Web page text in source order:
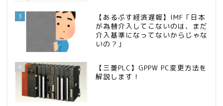
3
【あるぷす経済遅報】IMF「日本
が為替介入してこないのは、まだ
介入基準になってないからじゃな
いの？」
4
【三菱PLC】GPPW PC変更方法を
解説します！